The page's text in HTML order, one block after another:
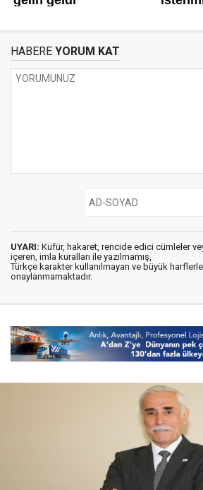
HABERE YORUM KAT
UYARI: Küfür, hakaret, rencide edici cümleler
içeren, imla kuralları ile yazılmamış,
Türkçe karakter kullanılmayan ve büyük
onaylanmamaktadır.